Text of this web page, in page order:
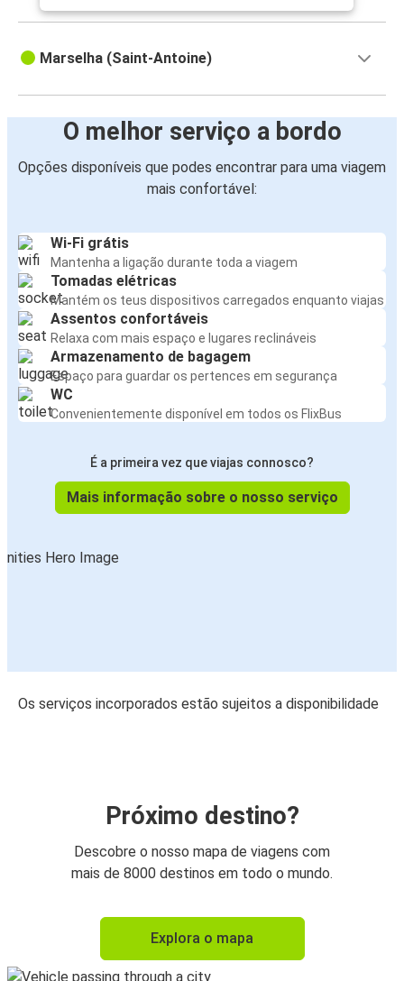
Marselha (Saint-Antoine)
O melhor serviço a bordo
Opções disponíveis que podes encontrar para uma viagem
mais confortável:
Wi-Fi grátis
Mantenha a ligação durante toda a viagem
Tomadas elétricas
Mantém os teus dispositivos carregados enquanto viajas
Assentos confortáveis
Relaxa com mais espaço e lugares reclináveis
Armazenamento de bagagem
Espaço para guardar os pertences em segurança
WC
Convenientemente disponível em todos os FlixBus
É a primeira vez que viajas connosco?
Mais informação sobre o nosso serviço
Os serviços incorporados estão sujeitos a disponibilidade
Próximo destino?
Descobre o nosso mapa de viagens com
mais de 8000 destinos em todo o mundo.
Explora o mapa